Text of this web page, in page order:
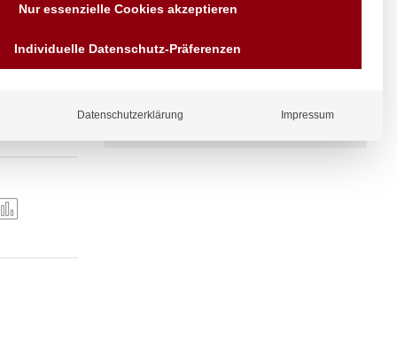
und
Wir sind seit über 40 Jahren
Vorrauskasse Paypal,
EPS oder GiroPay
Nur essenzielle Cookies akzeptieren
Individuelle Datenschutz-Präferenzen
Datenschutzerklärung Impressum